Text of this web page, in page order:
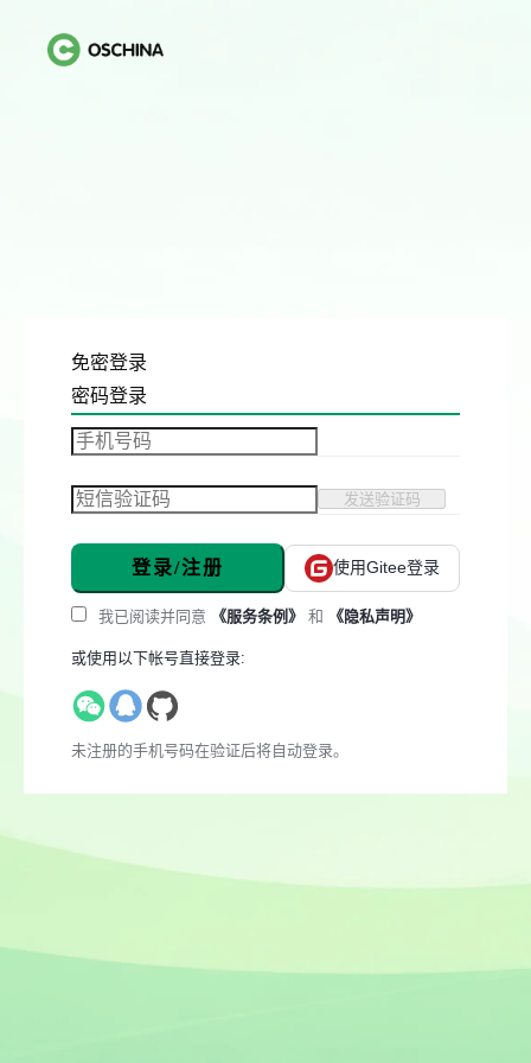
免密登录
密码登录
发送验证码
登录/注册 使用Gitee登录
我已阅读并同意 《服务条例》 和 《隐私声明》
或使用以下帐号直接登录:
未注册的手机号码在验证后将自动登录。